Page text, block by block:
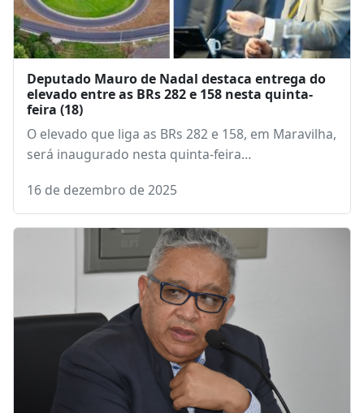
Deputado Mauro de Nadal destaca entrega do
elevado entre as BRs 282 e 158 nesta quinta-
feira (18)
O elevado que liga as BRs 282 e 158, em Maravilha,
será inaugurado nesta quinta-feira…
16 de dezembro de 2025